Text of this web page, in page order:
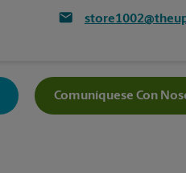
Comuníquese Con